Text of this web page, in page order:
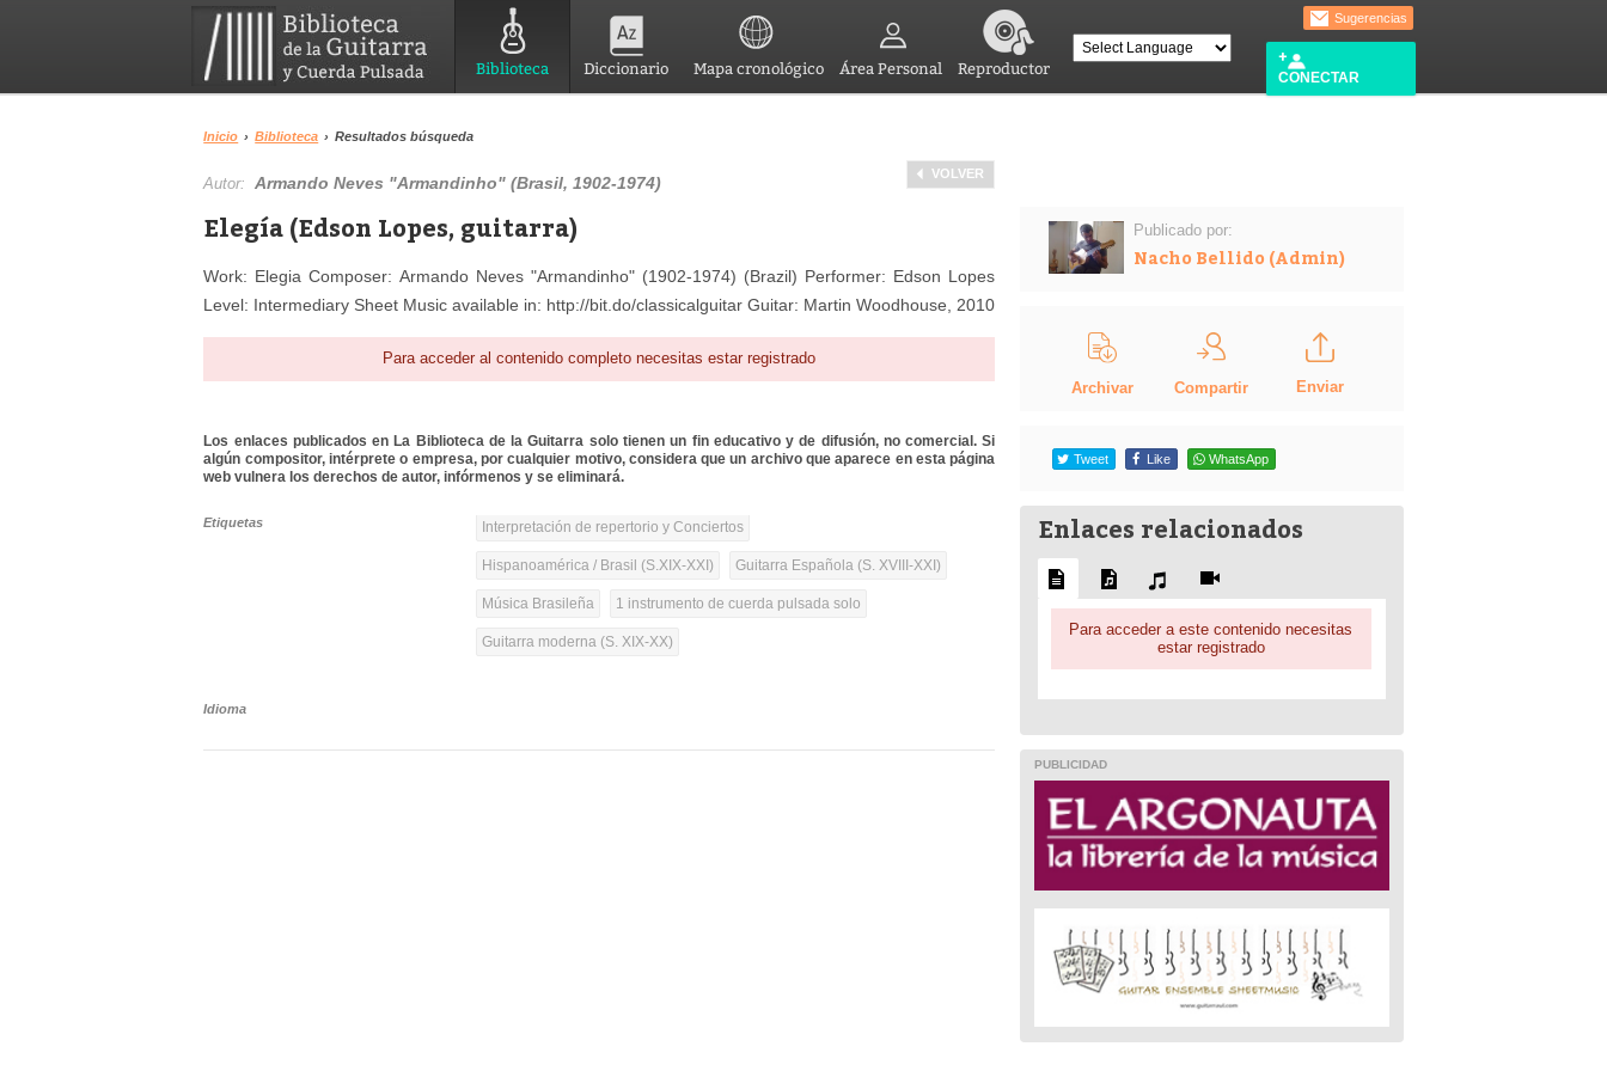
Biblioteca Diccionario Mapa cronológico Área Personal Reproductor
Sugerencias
CONECTAR
Inicio › Biblioteca › Resultados búsqueda
VOLVER
Autor:Armando Neves "Armandinho" (Brasil, 1902-1974)
Elegía (Edson Lopes, guitarra)
Work: Elegia Composer: Armando Neves "Armandinho" (1902-1974) (Brazil) Performer: Edson Lopes
Level: Intermediary Sheet Music available in: http://bit.do/classicalguitar Guitar: Martin Woodhouse, 2010
Para acceder al contenido completo necesitas estar registrado
Los enlaces publicados en La Biblioteca de la Guitarra solo tienen un fin educativo y de difusión, no comercial. Si
algún compositor, intérprete o empresa, por cualquier motivo, considera que un archivo que aparece en esta página
web vulnera los derechos de autor, infórmenos y se eliminará.
Etiquetas Interpretación de repertorio y Conciertos
Hispanoamérica / Brasil (S.XIX-XXI) Guitarra Española (S. XVIII-XXI)
Música Brasileña 1 instrumento de cuerda pulsada solo
Guitarra moderna (S. XIX-XX)
Idioma
Publicado por:
Nacho Bellido (Admin)
Archivar Compartir Enviar
Tweet Like WhatsApp
Enlaces relacionados
Para acceder a este contenido necesitas
estar registrado
PUBLICIDAD